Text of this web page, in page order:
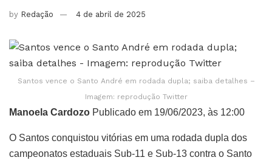
by Redação 4 de abril de 2025
Santos vence o Santo André em rodada dupla; saiba detalhes –
Imagem: reprodução Twitter
Manoela Cardozo Publicado em 19/06/2023, às 12:00
O Santos conquistou vitórias em uma rodada dupla dos
campeonatos estaduais Sub-11 e Sub-13 contra o Santo